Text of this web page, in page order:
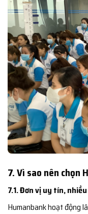
7. Vì sao nên chọn
7.1. Đơn vị uy tín,
Humanbank hoạt động